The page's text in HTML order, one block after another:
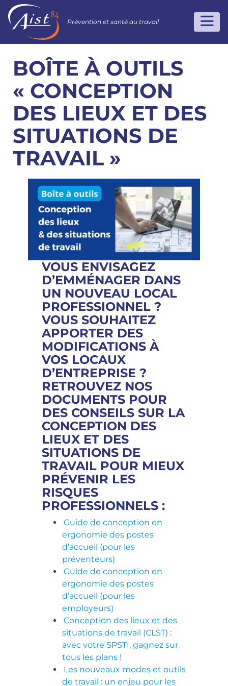
Prévention et santé au travail
BOÎTE À OUTILS
« CONCEPTION
DES LIEUX ET DES
SITUATIONS DE
TRAVAIL »
VOUS ENVISAGEZ
D’EMMÉNAGER DANS
UN NOUVEAU LOCAL
PROFESSIONNEL ?
VOUS SOUHAITEZ
APPORTER DES
MODIFICATIONS À
VOS LOCAUX
D’ENTREPRISE ?
RETROUVEZ NOS
DOCUMENTS POUR
DES CONSEILS SUR LA
CONCEPTION DES
LIEUX ET DES
SITUATIONS DE
TRAVAIL POUR MIEUX
PRÉVENIR LES
RISQUES
PROFESSIONNELS :
Guide de conception en
ergonomie des postes
d’accueil (pour les
préventeurs)
Guide de conception en
ergonomie des postes
d’accueil (pour les
employeurs)
Conception des lieux et des
situations de travail (CLST) :
avec votre SPSTI, gagnez sur
tous les plans !
Les nouveaux modes et outils
de travail : un enjeu pour les